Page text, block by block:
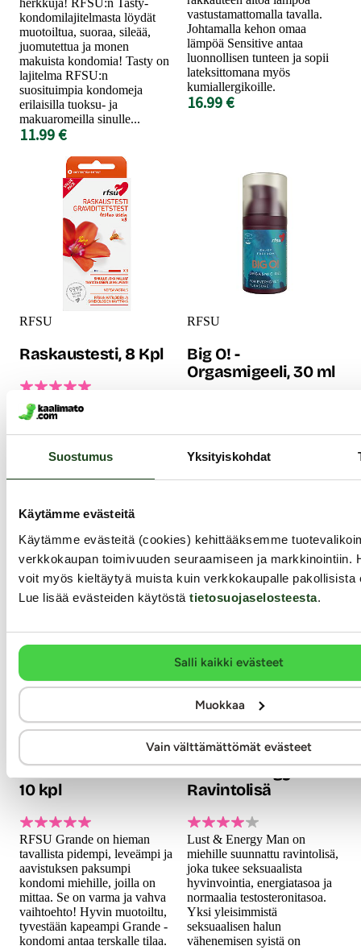
Suostumus Yksityiskohdat
Käytämme evästeitä
Käytämme evästeitä (cookies) kehittääksemme
verkkokaupan toimivuuden seuraamiseen ja markkinointiin.
voit myös kieltäytyä muista kuin verkkokaupalle pakollisista
Lue lisää evästeiden käytöstä tietosuojaselosteesta.
Salli kaikki evästeet
Muokkaa
Vain välttämättömät evästeet
kondomilajitelmasta löydät
muotoiltua, suoraa, sileää,
juomutettua ja monen
makuista kondomia! Tasty on
lajitelma RFSU:n
suosituimpia kondomeja
erilaisilla tuoksu- ja
makuaromeilla sinulle...
11.99 €
vastustamattomalla tavalla.
Johtamalla kehon omaa
lämpöä Sensitive antaa
luonnollisen tunteen ja sopii
lateksittomana myös
kumiallergikoille.
16.99 €
RFSU
Raskaustesti, 8 Kpl
Kätevä raskaustesti-
monipakkaus sinulle, joka
haluat testata usein.
huomaamattomalla
toimituksella saat raskaustestit
raskaana vai et.
9.99 €
RFSU
Big O! -
Orgasmigeeli, 30 ml
orgasmigeeli on tehokas
kiihotusgeeli, jota ei tarvitse
laittaa kuin 1-2 tippaa esim.
klitorikselle. Ogasmigeeli
intensiivisemmältä.
17.99 €
RFSU
Grande - Kondomi
10 kpl
RFSU Grande on hieman
tavallista pidempi, leveämpi ja
aavistuksen paksumpi
kondomi miehille, joilla on
mittaa. Se on varma ja vahva
vaihtoehto! Hyvin muotoiltu,
tyvestään kapeampi Grande -
kondomi antaa terskalle tilaa.
RFSU
Lust & Energy Man -
Ravintolisä
Lust & Energy Man on
miehille suunnattu ravintolisä,
joka tukee seksuaalista
hyvinvointia, energiatasoa ja
normaalia testosteronitasoa.
Yksi yleisimmistä
seksuaalisen halun
vähenemisen syistä on